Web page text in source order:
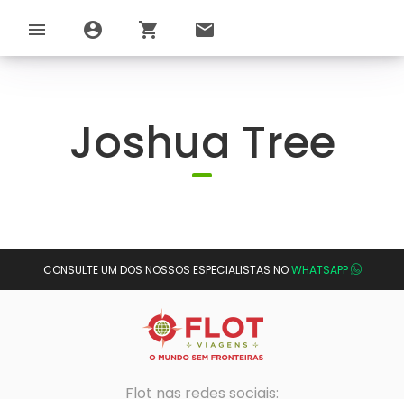
menu account_circle shopping_cart email
Joshua Tree
CONSULTE UM DOS NOSSOS ESPECIALISTAS NOWHATSAPP
Flot nas redes sociais: